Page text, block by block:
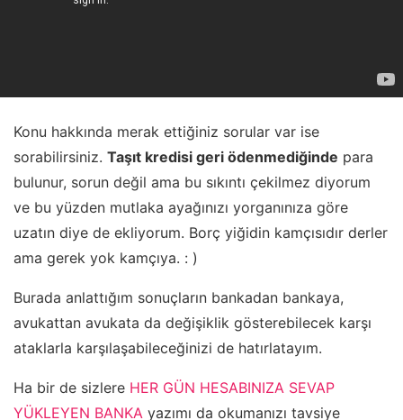
Konu hakkında merak ettiğiniz sorular var ise
sorabilirsiniz. Taşıt kredisi geri ödenmediğinde para
bulunur, sorun değil ama bu sıkıntı çekilmez diyorum
ve bu yüzden mutlaka ayağınızı yorganınıza göre
uzatın diye de ekliyorum. Borç yiğidin kamçısıdır derler
ama gerek yok kamçıya. : )
Burada anlattığım sonuçların bankadan bankaya,
avukattan avukata da değişiklik gösterebilecek karşı
ataklarla karşılaşabileceğinizi de hatırlatayım.
Ha bir de sizlere HER GÜN HESABINIZA SEVAP
YÜKLEYEN BANKA yazımı da okumanızı tavsiye